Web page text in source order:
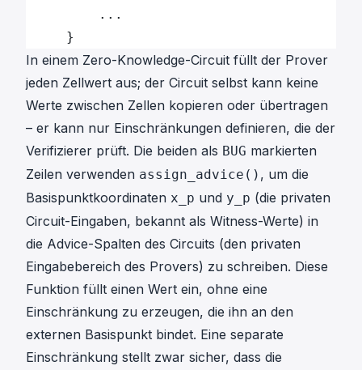
         ...
     }
In einem Zero-Knowledge-Circuit füllt der Prover
jeden Zellwert aus; der Circuit selbst kann keine
Werte zwischen Zellen kopieren oder übertragen
– er kann nur Einschränkungen definieren, die der
Verifizierer prüft. Die beiden als BUG markierten
Zeilen verwenden assign_advice() , um die
Basispunktkoordinaten x_p und y_p (die privaten
Circuit-Eingaben, bekannt als Witness-Werte) in
die Advice-Spalten des Circuits (den privaten
Eingabebereich des Provers) zu schreiben. Diese
Funktion füllt einen Wert ein, ohne eine
Einschränkung zu erzeugen, die ihn an den
externen Basispunkt bindet. Eine separate
Einschränkung stellt zwar sicher, dass die